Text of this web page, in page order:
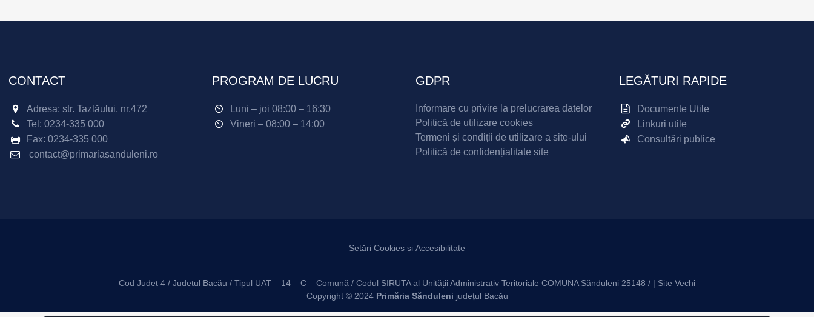
CONTACT
Adresa: str. Tazlăului, nr.472
Tel: 0234-335 000
Fax: 0234-335 000
contact@primariasanduleni.ro
PROGRAM DE LUCRU
Luni – joi 08:00 – 16:30
Vineri – 08:00 – 14:00
GDPR
Informare cu privire la prelucrarea datelor
Politică de utilizare cookies
Termeni și condiții de utilizare a site-ului
Politică de confidențialitate site
LEGĂTURI RAPIDE
Documente Utile
Linkuri utile
Consultări publice
Setări Cookies și Accesibilitate
Cod Județ 4 / Județul Bacău / Tipul UAT – 14 – C – Comună / Codul SIRUTA al Unității Administrativ Teritoriale COMUNA Sănduleni 25148 / | Site Vechi
Copyright © 2024 Primăria Sănduleni județul Bacău